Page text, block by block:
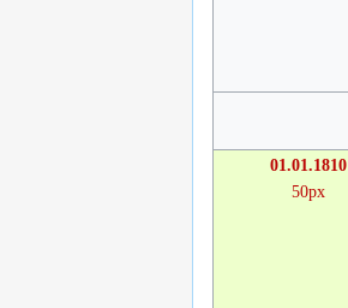
01.01.1810
50px